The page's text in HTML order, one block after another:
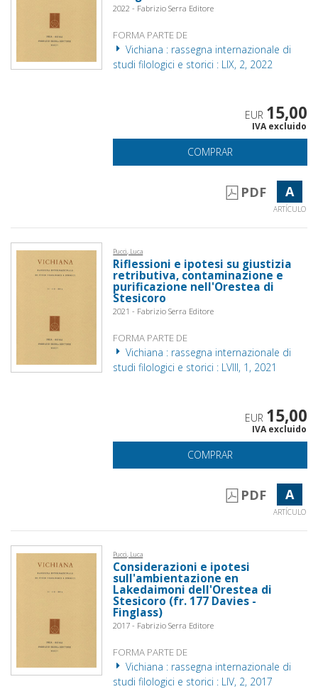
2022 - Fabrizio Serra Editore
FORMA PARTE DE
Vichiana : rassegna internazionale di
studi filologici e storici : LIX, 2, 2022
EUR 15,00
IVA excluido
COMPRAR
PDF A
ARTÍCULO
Pucci, Luca
Riflessioni e ipotesi su giustizia
retributiva, contaminazione e
purificazione nell'Orestea di
Stesicoro
2021 - Fabrizio Serra Editore
FORMA PARTE DE
Vichiana : rassegna internazionale di
studi filologici e storici : LVIII, 1, 2021
EUR 15,00
IVA excluido
COMPRAR
PDF A
ARTÍCULO
Pucci, Luca
Considerazioni e ipotesi
sull'ambientazione en
Lakedaimoni dell'Orestea di
Stesicoro (fr. 177 Davies -
Finglass)
2017 - Fabrizio Serra Editore
FORMA PARTE DE
Vichiana : rassegna internazionale di
studi filologici e storici : LIV, 2, 2017